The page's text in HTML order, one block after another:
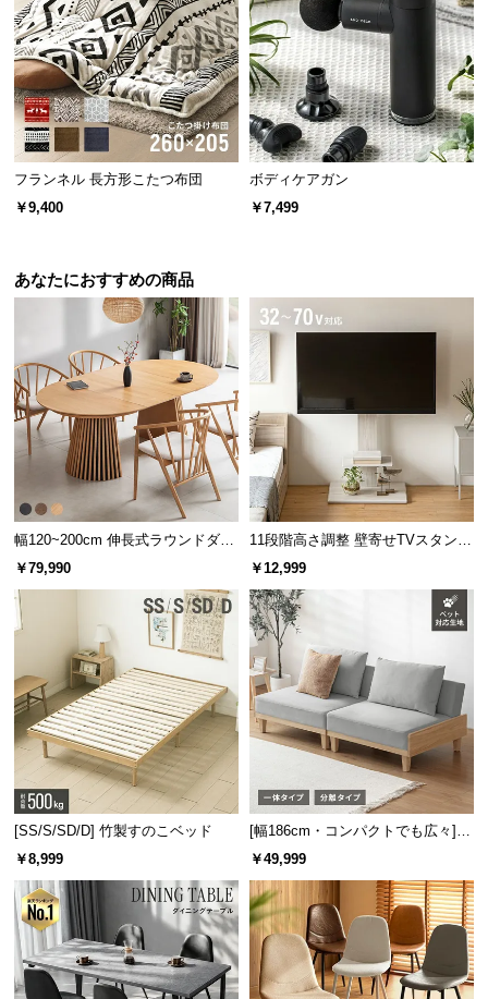
保
証
に
つ
い
て
会
約
い
て
お
サ
ポ
お
知
ら
ブ
ロ
グ
企
業
フランネル 長方形こたつ布団
￥9,400
ボディケアガン
￥7,499
あなたにおすすめの商品
幅120~200cm 伸長式ラウンドダイ
ニングテーブル 6人掛け 天然木突
￥79,990
11段階高さ調整 壁寄せTVスタンド
キャスター付き 上下左右角度調節
￥12,999
[SS/S/SD/D] 竹製すのこベッド
￥8,999
[幅186cm・コンパクトでも広々] 3
人掛けソファベッド リクライニン
￥49,999